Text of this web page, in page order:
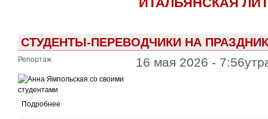
СТУДЕНТЫ-ПЕРЕВОДЧИКИ НА
Репортаж 16 мая 2026 -
Подробнее